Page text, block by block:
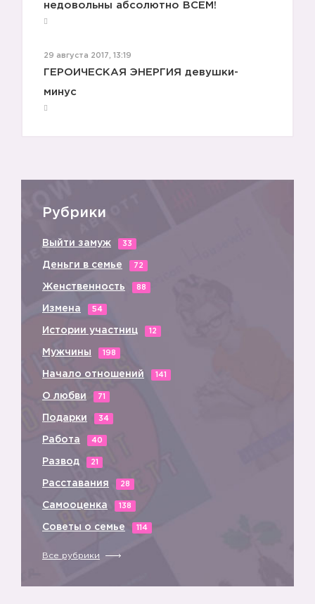
2️⃣
недовольны абсолютно ВСЕМ!
29 августа 2017, 13:19
ГЕРОИЧЕСКАЯ ЭНЕРГИЯ девушки-
минус
Рубрики
Выйти замуж 33
Деньги в семье 72
Женственность 88
Измена 54
Истории участниц 12
Мужчины 198
Начало отношений 141
О любви 71
Подарки 34
Работа 40
Развод 21
Расставания 28
Самооценка 138
Советы о семье 114
Все рубрики